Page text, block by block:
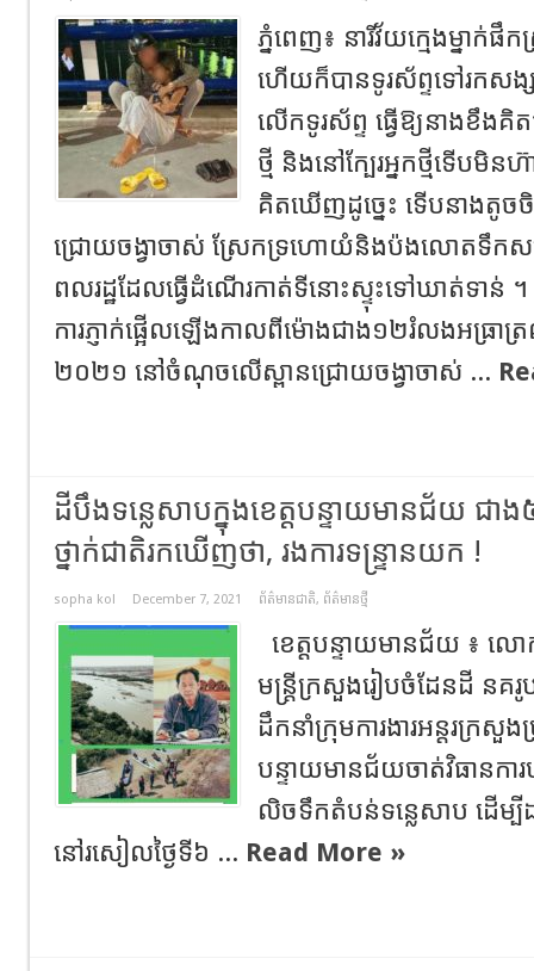
ភ្នំពេញ៖ នារីវ័យក្មេងម្នាក់ផឹ
ហើយក៏បានទូរស័ព្ទ​ទៅ​​រកសង្
លើក​ទូរស័ព្ទ​ ធ្វើឱ្យនាង​ខឹង​គិ
ថ្មី និងនៅ​ក្បែរ​អ្នក​ថ្មីទើប​មិ
គិតឃើញដូច្នេះ ទើបនាងតូច
ជ្រោយចង្វាចាស់ ស្រែកទ្រហោយំនិងប៉ងលោតទឹកសម្លា
ពលរដ្ឋ​ដែលធ្វើដំណើរកាត់ទីនោះស្ទុះទៅឃាត់​ទាន់​
ការ​ភ្ញាក់ផ្អើលឡើង​កាលពី​ម៉ោង​ជាង១២​រំលងអធ្រាត្
២០២១​ នៅចំណុច​​លើ​ស្ពាន​ជ្រោយចង្វា​ចាស់ ...
ដីបឹងទន្លេសាបក្នុងខេត្តបន្ទាយមានជ័យ ជាង
ថ្នាក់ជាតិរកឃើញថា, រងការទន្ទ្រានយក !
sopha kol December 7, 2021 ព័ត៌មានជាតិ, ព័ត៌មានថ្មី
ខេត្តបន្ទាយមានជ័យ ៖ លោ
មន្ត្រីក្រសួងរៀបចំដែនដី
ដឹកនាំក្រុមការងារអន្តរក្រសួ
បន្ទាយមានជ័យចាត់វិធានការ
លិចទឹកតំបន់ទន្លេសាប ដើម្បី
នៅរសៀលថ្ងៃទី៦ ... Read More »